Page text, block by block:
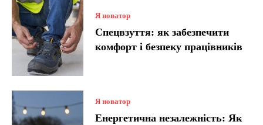
Я новатор
Спецвзуття: як забезпечити
комфорт і безпеку працівників
Я новатор
Енергетична незалежність: Як